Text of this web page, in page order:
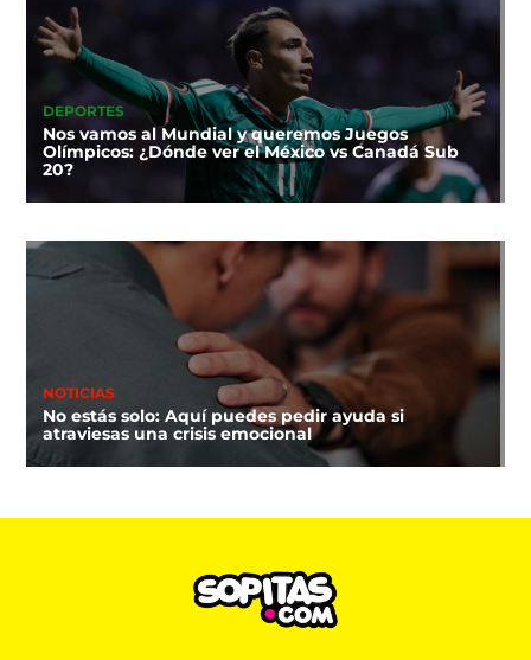
DEPORTES
Nos vamos al Mundial y queremos Juegos
Olímpicos: ¿Dónde ver el México vs Canadá Sub
20?
NOTICIAS
No estás solo: Aquí puedes pedir ayuda si
atraviesas una crisis emocional